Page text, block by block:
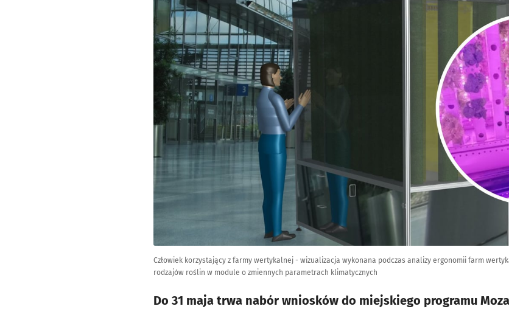
Człowiek korzystający z farmy wertykalnej - wizualizacja wykonana podczas analizy ergonomii farm
rodzajów roślin w module o zmiennych parametrach klimatycznych
Do 31 maja trwa nabór wniosków do miejskiego programu